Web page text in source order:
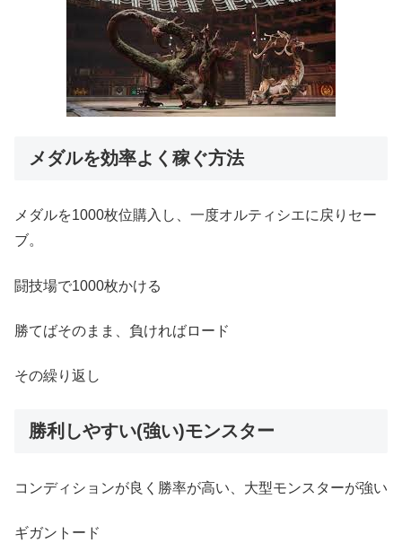
メダルを効率よく稼ぐ方法
メダルを1000枚位購入し、一度オルティシエに戻りセー
ブ。
闘技場で1000枚かける
勝てばそのまま、負ければロード
その繰り返し
勝利しやすい(強い)モンスター
コンディションが良く勝率が高い、大型モンスターが強い
ギガントード